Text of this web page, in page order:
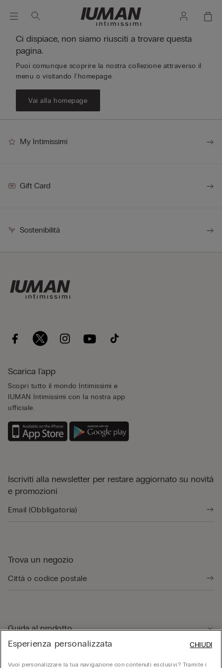
Ci dispiace, non siamo riusciti a trovare questa
pagina.
Puoi comunque scoprire la nostra collezione attraverso il
menu o visitando l'homepage.
Vai alla homepage
My Intimissimi
Gift Card
Sostenibilità
Scarica l'app
Scopri tutto il mondo Intimissimi e
IUMAN Intimissimi con la nostra app
ufficiale.
Iscriviti alla newsletter per restare aggiornato su novità
e promozioni
Trova un negozio
Guida al prodotto
Esperienza personalizzata
Vuoi personalizzare la tua navigazione con contenuti esclusivi? Tramite i
CHIUDI